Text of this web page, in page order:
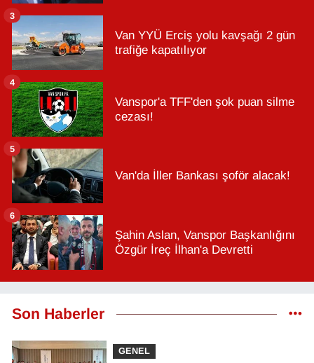
Van YYÜ Erciş yolu kavşağı 2 gün
trafiğe kapatılıyor
3
Vanspor'a TFF'den şok puan silme
cezası!
4
Van'da İller Bankası şoför alacak!
5
Şahin Aslan, Vanspor Başkanlığını
Özgür İreç İlhan'a Devretti
6
Son Haberler
GENEL